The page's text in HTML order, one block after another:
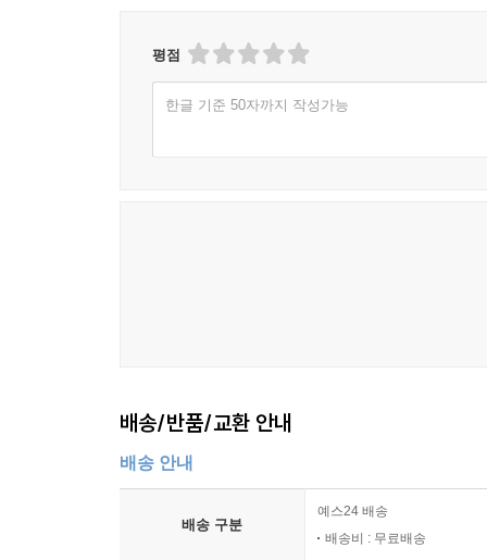
모두에게 던지는 묵직한 권고장이다.
것이다.
평점
한글 기준 50자까지 작성가능
배송/반품/교환 안내
배송 안내
배송 구분
예스24 배송
배송비 : 무료배송